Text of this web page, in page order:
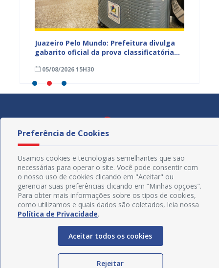
Juazeiro Pelo Mundo: Prefeitura divulga
gabarito oficial da prova classificatória
05/08/2026 15H30
Redes Sociais
Preferência de Cookies
Usamos cookies e tecnologias semelhantes que são
necessárias para operar o site. Você pode consentir com
o nosso uso de cookies clicando em "Aceitar" ou
gerenciar suas preferências clicando em “Minhas opções”.
Para obter mais informações sobre os tipos de cookies,
como utilizamos e quais dados são coletados, leia nossa
Política de Privacidade.
Aceitar todos os cookies
Rejeitar